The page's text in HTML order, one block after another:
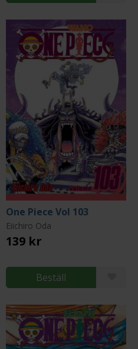
One Piece Vol 103
Eiichiro Oda
139 kr
Beställ